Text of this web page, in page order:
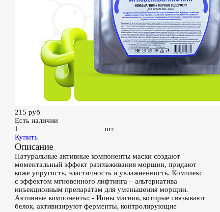
215 руб
Есть наличии
шт
Купить
Описание
Натуральные активные компоненты маски создают
моментальный эффект разглаживания морщин, придают
коже упругость, эластичность и увлажненность. Комплекс
с эффектом мгновенного лифтинга – альтернатива
инъекционным препаратам для уменьшения морщин.
Активные компоненты: - Ионы магния, которые связывают
белок, активизируют ферменты, контролирующие